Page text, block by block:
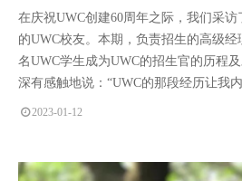
在庆祝UWC创建60周年之际，我们采
的UWC校友。本期，负责招生的高级
名UWC学生成为UWC的招生官的历程
深有感触地说：“UWC的那段经历让我
的人生旅途中给予了我源源不断的精神
2023-01-12